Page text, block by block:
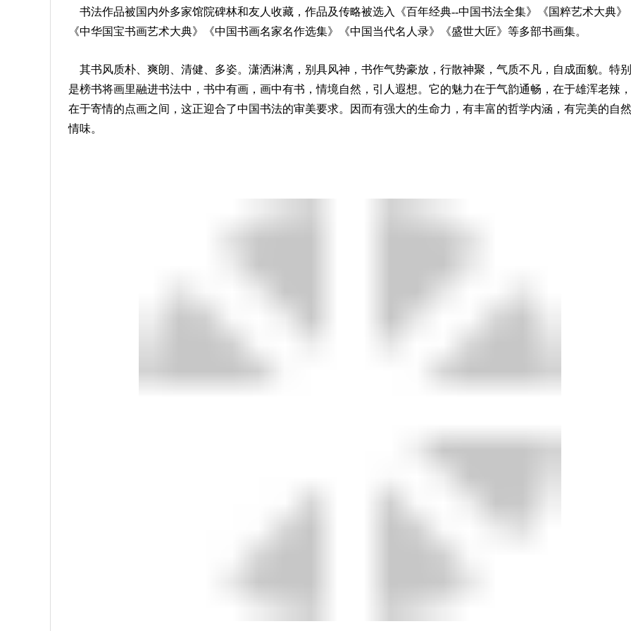
书法作品被国内外多家馆院碑林和友人收藏，作品及传略被选入《百年经典--中国书法全集》《国粹艺术大典》
《中华国宝书画艺术大典》《中国书画名家名作选集》《中国当代名人录》《盛世大匠》等多部书画集。
其书风质朴、爽朗、清健、多姿。潇洒淋漓，别具风神，书作气势豪放，行散神聚，气质不凡，自成面貌。特别
是榜书将画里融进书法中，书中有画，画中有书，情境自然，引人遐想。它的魅力在于气韵通畅，在于雄浑老辣，
在于寄情的点画之间，这正迎合了中国书法的审美要求。因而有强大的生命力，有丰富的哲学内涵，有完美的自然
情味。